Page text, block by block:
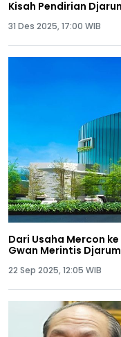
Kisah Pendirian
31 Des 2025, 17:00 WIB
Dari Usaha Mercon
Gwan Merintis Djarum
22 Sep 2025, 12:05 WIB